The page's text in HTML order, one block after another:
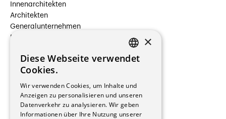
Innenarchitekten
Architekten
Generalunternehmen
Beauftragte Unternehmen
Hersteller/Lieferanten
Bauherrschaften
Immobilienverwaltungsgesellschaften
Stockwerkeigentum
Reportagen
Wohnungen
FRENCH
×
Diese Webseite verwendet
Cookies.
Wir verwenden Cookies, um Inhalte und
Anzeigen zu personalisieren und unseren
Datenverkehr zu analysieren. Wir geben
Informationen über Ihre Nutzung unserer